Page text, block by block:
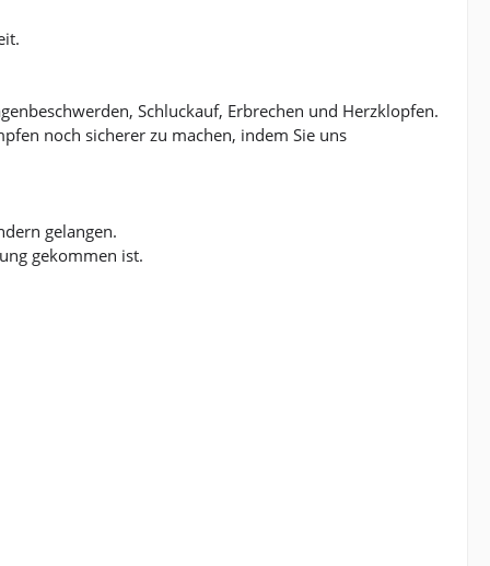
Schluckauf, Erbrechen und Herzklopfen.
noch sicherer zu machen, indem Sie uns
gelangen.
gekommen ist.